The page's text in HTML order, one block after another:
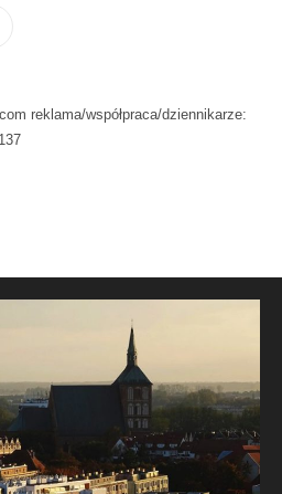
reklama/współpraca/dziennikarze: